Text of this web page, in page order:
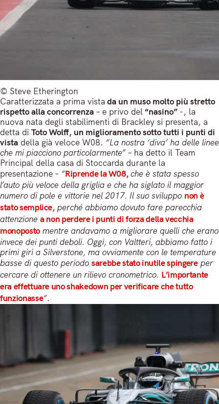
© Steve Etherington
Caratterizzata a prima vista da un muso molto più stretto
rispetto alla concorrenza – e privo del “nasino” -, la
nuova nata degli stabilimenti di Brackley si presenta, a
detta di Toto Wolff, un miglioramento sotto tutti i punti di
vista della già veloce W08. “La nostra ‘diva’ ha delle linee
che mi piacciono particolarmente” – ha detto il Team
Principal della casa di Stoccarda durante la
presentazione – “Riprende la W08,che è stata spesso
l’auto più veloce della griglia e che ha siglato il maggior
numero di pole e vittorie nel 2017. Il suo sviluppo non è
stato semplice,perché abbiamo dovuto fare parecchia
attenzione a non perdere i punti di forza della vecchia
monopostomentre andavamo a migliorare quelli che erano
invece dei punti deboli. Oggi, con Valtteri, abbiamo fatto i
primi giri a Silverstone, ma ovviamente con le temperature
basse di questo periodo sarebbe stato inutile spingereper
cercare di ottenere un rilievo cronometrico. L’importante
era effettuare uno shakedown per verificare che tutto
funzionasse“.